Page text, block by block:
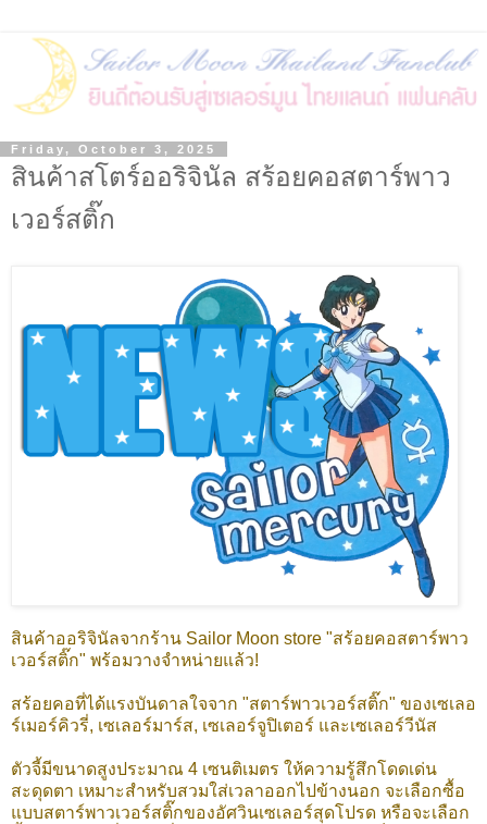
Friday, October 3, 2025
สินค้าสโตร์ออริจินัล สร้อยคอสตาร์พาว
เวอร์สติ๊ก
สินค้าออริจินัลจากร้าน Sailor Moon store "สร้อยคอสตาร์พาว
เวอร์สติ๊ก" พร้อมวางจำหน่ายแล้ว!
สร้อยคอที่ได้แรงบันดาลใจจาก "สตาร์พาวเวอร์สติ๊ก" ของเซเลอ
ร์เมอร์คิวรี่, เซเลอร์มาร์ส, เซเลอร์จูปิเตอร์ และเซเลอร์วีนัส
ตัวจี้มีขนาดสูงประมาณ 4 เซนติเมตร ให้ความรู้สึกโดดเด่น
สะดุดตา เหมาะสำหรับสวมใส่เวลาออกไปข้างนอก จะเลือกซื้อ
แบบสตาร์พาวเวอร์สติ๊กของอัศวินเซเลอร์สุดโปรด หรือจะเลือก